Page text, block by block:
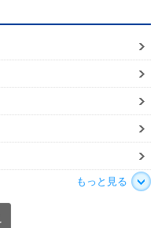
もっと見る